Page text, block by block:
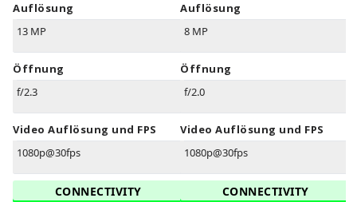
Auflösung
13 MP
Öffnung
f/2.3
Video Auflösung und FPS
1080p@30fps
CONNECTIVITY
Auflösung
8 MP
Öffnung
f/2.0
Video Auflösung und FPS
1080p@30fps
CONNECTIVITY